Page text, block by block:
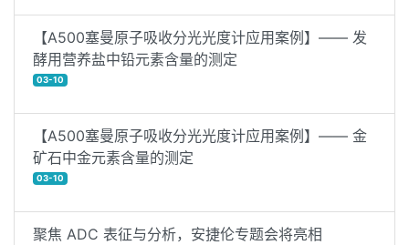
【A500塞曼原子吸收分光光度计应用案例】—— 发
酵用营养盐中铅元素含量的测定
03-10
【A500塞曼原子吸收分光光度计应用案例】—— 金
矿石中金元素含量的测定
03-10
聚焦 ADC 表征与分析，安捷伦专题会将亮相